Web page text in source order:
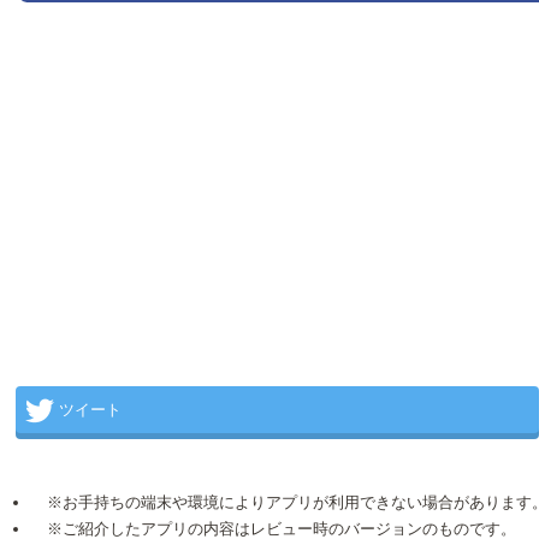
ツイート
※お手持ちの端末や環境によりアプリが利用できない場合があります。
※ご紹介したアプリの内容はレビュー時のバージョンのものです。